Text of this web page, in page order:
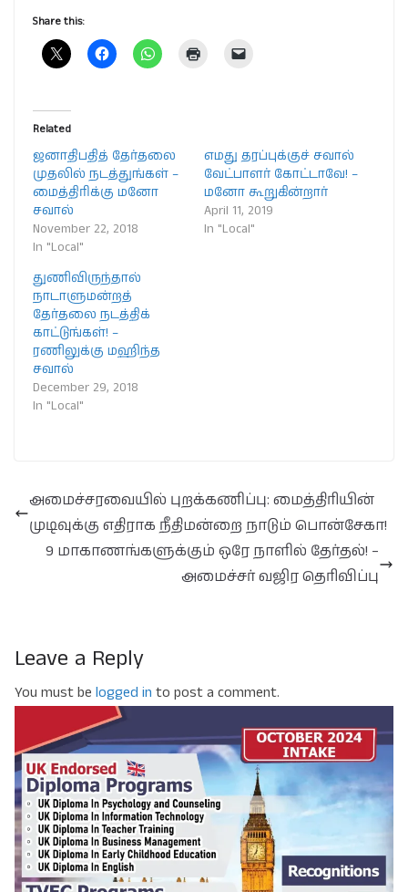
Share this:
Related
ஜனாதிபதித் தேர்தலை
முதலில் நடத்துங்கள் –
மைத்திரிக்கு மனோ
சவால்
November 22, 2018
In "Local"
எமது தரப்புக்குச் சவால்
வேட்பாளர் கோட்டாவே! –
மனோ கூறுகின்றார்
April 11, 2019
In "Local"
துணிவிருந்தால்
நாடாளுமன்றத்
தேர்தலை நடத்திக்
காட்டுங்கள்! –
ரணிலுக்கு மஹிந்த
சவால்
December 29, 2018
In "Local"
அமைச்சரவையில் புறக்கணிப்பு: மைத்திரியின்
முடிவுக்கு எதிராக நீதிமன்றை நாடும் பொன்சேகா!
9 மாகாணங்களுக்கும் ஒரே நாளில் தேர்தல்! –
அமைச்சர் வஜிர தெரிவிப்பு
Leave a Reply
You must be logged in to post a comment.